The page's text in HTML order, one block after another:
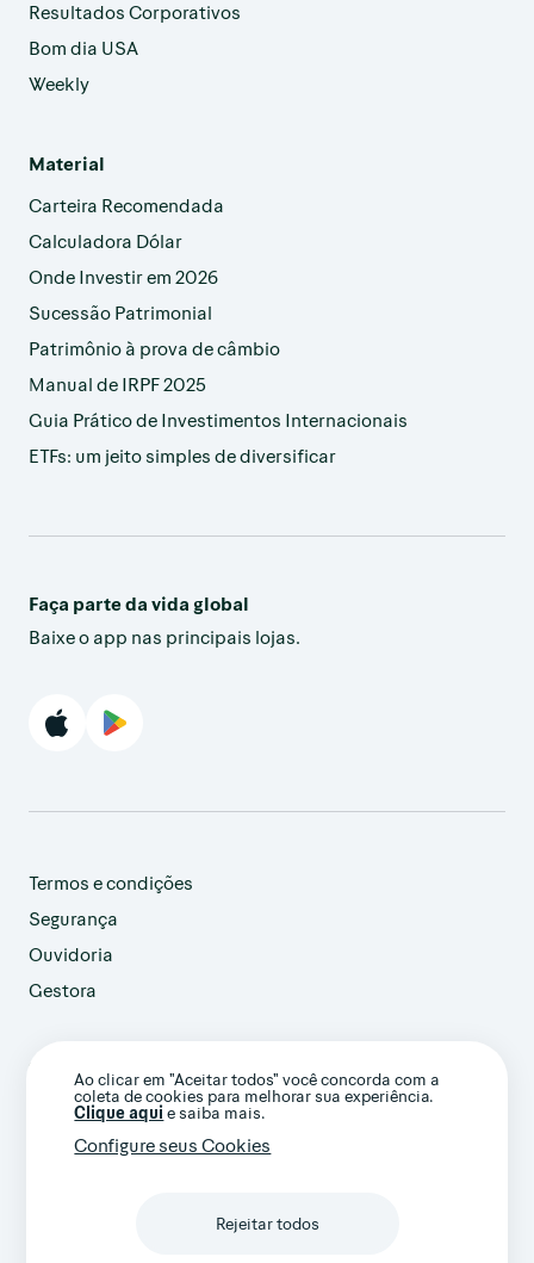
Ao clicar em "Aceitar todos" você concorda com a
coleta de cookies para melhorar sua experiência.
Clique aqui e saiba mais.
Configure seus Cookies
Rejeitar todos
Resultados Corporativos
Bom dia USA
Weekly
Material
Carteira Recomendada
Calculadora Dólar
Onde Investir em 2026
Sucessão Patrimonial
Patrimônio à prova de câmbio
Manual de IRPF 2025
Guia Prático de Investimentos Internacionais
ETFs: um jeito simples de diversificar
Faça parte da vida global
Baixe o app nas principais lojas.
Termos e condições
Segurança
Ouvidoria
Gestora
customer@avenue.us
+1 786-220-7233
(Ligação internacional)